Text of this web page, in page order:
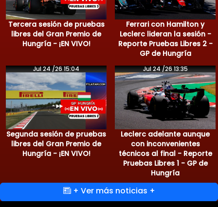
Tercera sesión de pruebas
libres del Gran Premio de
Hungría - ¡EN VIVO!
Ferrari con Hamilton y
Leclerc lideran la sesión -
Reporte Pruebas Libres 2 -
GP de Hungría
Jul 24 /26 15:04
Segunda sesión de pruebas
libres del Gran Premio de
Hungría - ¡EN VIVO!
Jul 24 /26 13:35
Leclerc adelante aunque
con inconvenientes
técnicos al final - Reporte
Pruebas Libres 1 - GP de
Hungría
+ Ver más noticias +